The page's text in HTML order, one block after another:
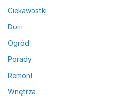
Ciekawostki
Dom
Ogród
Porady
Remont
Wnętrza